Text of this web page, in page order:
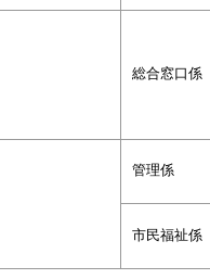
総合窓口係
管理係
市民福祉係